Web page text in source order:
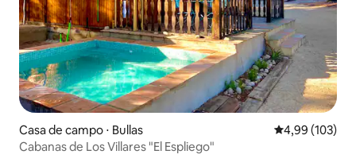
Casa de campo ⋅ Bullas 4,99 de uma
4,99 (103)
Cabanas de Los Villares "El Espliego"